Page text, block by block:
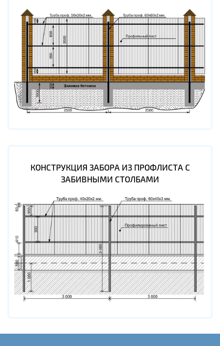
КОНСТРУКЦИЯ ЗАБОРА ИЗ ПРОФЛИСТА С
ЗАБИВНЫМИ СТОЛБАМИ